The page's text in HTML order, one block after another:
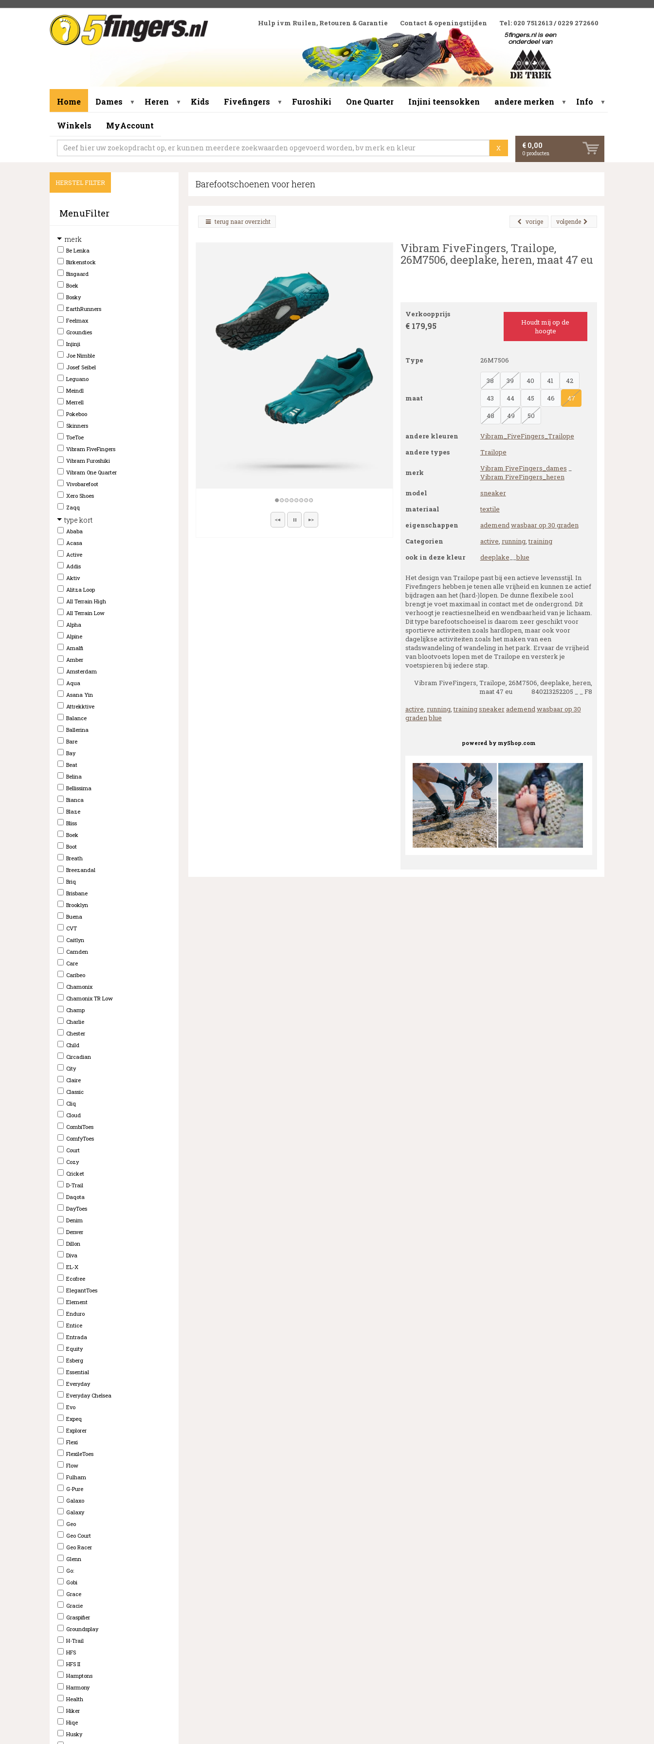
Hulp ivm Ruilen, Retouren & Garantie Contact & openingstijden Tel: 020 7512613 / 0229 272660
Home Dames ▼ Heren ▼ Kids Fivefingers ▼ Furoshiki One Quarter Injini teensokken andere merken ▼ Info ▼
Winkels MyAccount
X € 0,00
0 producten
HERSTEL FILTER
MenuFilter
merk
Be Lenka
Birkenstock
Bisgaard
Boek
Bosky
EarthRunners
Feelmax
Groundies
Injinji
Joe Nimble
Josef Seibel
Leguano
Meindl
Merrell
Pokeboo
Skinners
ToeToe
Vibram FiveFingers
Vibram Furoshiki
Vibram One Quarter
Vivobarefoot
Xero Shoes
Zaqq
type kort
Ababa
Acasa
Active
Addis
Aktiv
Alitza Loop
All Terrain High
All Terrain Low
Alpha
Alpine
Amalfi
Amber
Amsterdam
Aqua
Asana Yin
Attrekktive
Balance
Ballerina
Bare
Bay
Beat
Belina
Bellissima
Bianca
Blaze
Bliss
Boek
Boot
Breath
Breezandal
Briq
Brisbane
Brooklyn
Buena
CVT
Caitlyn
Camden
Care
Caribeo
Chamonix
Chamonix TR Low
Champ
Charlie
Chester
Child
Circadian
City
Claire
Classic
Cliq
Cloud
CombiToes
ComfyToes
Court
Cozy
Cricket
D-Trail
Daqota
DayToes
Denim
Denver
Dillon
Diva
EL-X
Ecofree
ElegantToes
Element
Enduro
Entice
Entrada
Equity
Esberg
Essential
Everyday
Everyday Chelsea
Evo
Expeq
Explorer
Flexi
FlexileToes
Flow
Fulham
G-Pure
Galaxo
Galaxy
Geo
Geo Court
Geo Racer
Glenn
Go:
Gobi
Grace
Gracie
Graspifier
Groundsplay
H-Trail
HFS
HFS II
Hamptons
Harmony
Health
Hiker
Hiqe
Husky
Barefootschoenen voor heren
terug naar overzicht volgende
vorige
Vibram FiveFingers, Trailope,
26M7506, deeplake, heren, maat 47 eu
Verkoopprijs
€ 179,95
Houdt mij op de
hoogte
Type 26M7506
maat
38 39 40 41
42
43
44 45 46
47
48
49 50
andere kleuren
Vibram_FiveFingers_Trailope
andere types
Trailope
merk Vibram FiveFingers_dames
Vibram FiveFingers_heren
model
sneaker
materiaal
textile
eigenschappen
ademendwasbaar op 30 graden
Categorien
active, running,training
ook in deze kleur
deeplake __blue
Het design van Trailope past bij een actieve levensstijl. In
Fivefingers hebben je tenen alle vrijheid en kunnen ze actief
bijdragen aan het (hard-)lopen. De dunne flexibele zool
brengt je voet maximaal in contact met de ondergrond. Dit
verhoogt je reactiesnelheid en wendbaarheid van je lichaam.
Dit type barefootschoeisel is daarom zeer geschikt voor
sportieve activiteiten zoals hardlopen, maar ook voor
dagelijkse activiteiten zoals het maken van een
stadswandeling of wandeling in het park. Ervaar de vrijheid
van blootvoets lopen met de Trailope en versterk je
voetspieren bij iedere stap.
Vibram FiveFingers, Trailope, 26M7506, deeplake, heren,
maat 47 eu 840213252205 _ _ F8
active, running,trainingsneakerademendwasbaar op 30
gradenblue
powered by myShop.com